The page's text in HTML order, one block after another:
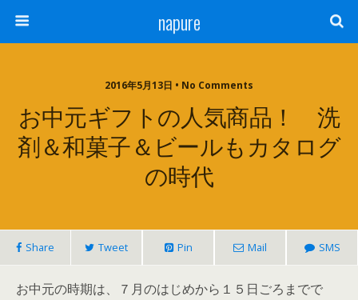
napure
2016年5月13日 • No Comments
お中元ギフトの人気商品！ 洗
剤＆和菓子＆ビールもカタログ
の時代
Share Tweet Pin Mail SMS
お中元の時期は、７月のはじめから１５日ごろまでで